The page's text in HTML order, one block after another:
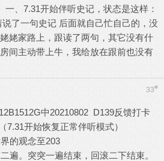
一、7.31开始伴听史记，状态是这样：
了一句史记 后面就自己忙自己的，没
姥家路上，跟读了两句，其它没有什
间主动带上牛，我给放在跟前也没有
33#
中20210802 D139反馈打卡
7.31开始恢复正常伴听模式）
的观念至203
遍。突突一遍结束，回滚二下结束。